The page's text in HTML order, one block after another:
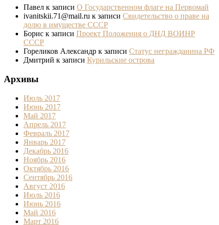
Павел к записи О Государственном флаге на Первомай
ivanitskii.71@mail.ru к записи Свидетельство о праве на
долю в имуществе СССР
Борис к записи Проект Положения о ДНД ВОИНР
СССР
Гореликов Александр к записи Статус негражданина РФ
Дмитрий к записи Курильские острова
Архивы
Июль 2017
Июнь 2017
Май 2017
Апрель 2017
Февраль 2017
Январь 2017
Декабрь 2016
Ноябрь 2016
Октябрь 2016
Сентябрь 2016
Август 2016
Июль 2016
Июнь 2016
Май 2016
Март 2016